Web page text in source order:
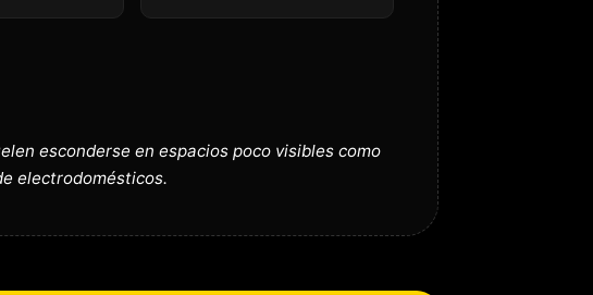
esconderse en espacios poco visibles como
electrodomésticos.